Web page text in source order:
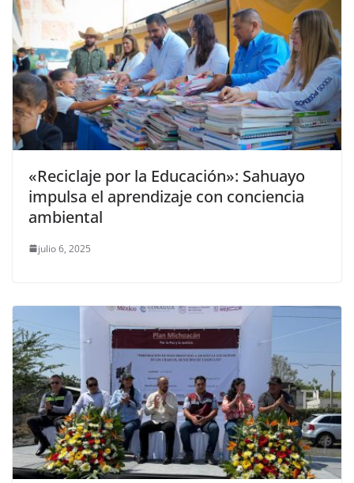
«Reciclaje por la Educación»: Sahuayo
impulsa el aprendizaje con conciencia
ambiental
julio 6, 2025